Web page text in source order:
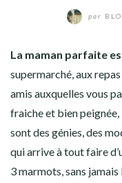
par
La maman parfaite
supermarché, aux
amis auxquelles vous
fraiche et bien
sont des génies, des
qui arrive à tout faire
3 marmots, sans jamais